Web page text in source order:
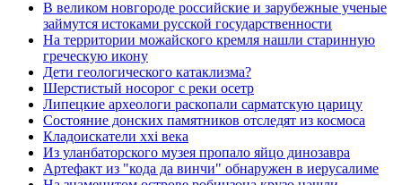
В великом новгороде российские и зарубежные ученые
займутся истоками русской государственности
На территории можайского кремля нашли старинную
греческую икону
Дети геологического катаклизма?
Шерстистый носорог с реки осетр
Липецкие археологи раскопали сарматскую царицу
Состояние донских памятников отследят из космоса
Кладоискатели xxi века
Из уланбаторского музея пропало яйцо динозавра
Артефакт из "кода да винчи" обнаружен в иерусалиме